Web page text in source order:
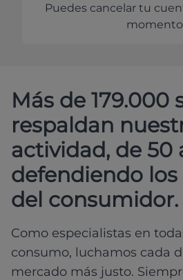
Puedes cancelar tu
momento
Más de 179.000
respaldan
actividad, de 50
defendiendo
del consumidor.
Como especialistas en
consumo, luchamos cada
mercado más justo.